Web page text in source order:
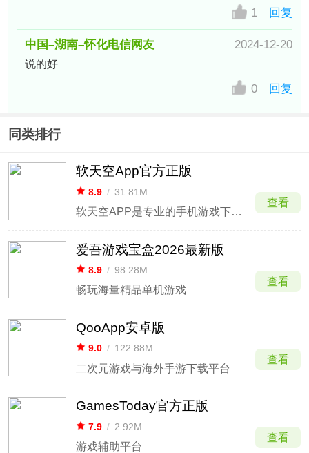
1 回复
中国–湖南–怀化电信网友 2024-12-20
说的好
0 回复
同类排行
软天空App官方正版
8.9 / 31.81M
软天空APP是专业的手机游戏下载平台
查看
爱吾游戏宝盒2026最新版
8.9 / 98.28M
畅玩海量精品单机游戏
查看
QooApp安卓版
9.0 / 122.88M
二次元游戏与海外手游下载平台
查看
GamesToday官方正版
7.9 / 2.92M
游戏辅助平台
查看